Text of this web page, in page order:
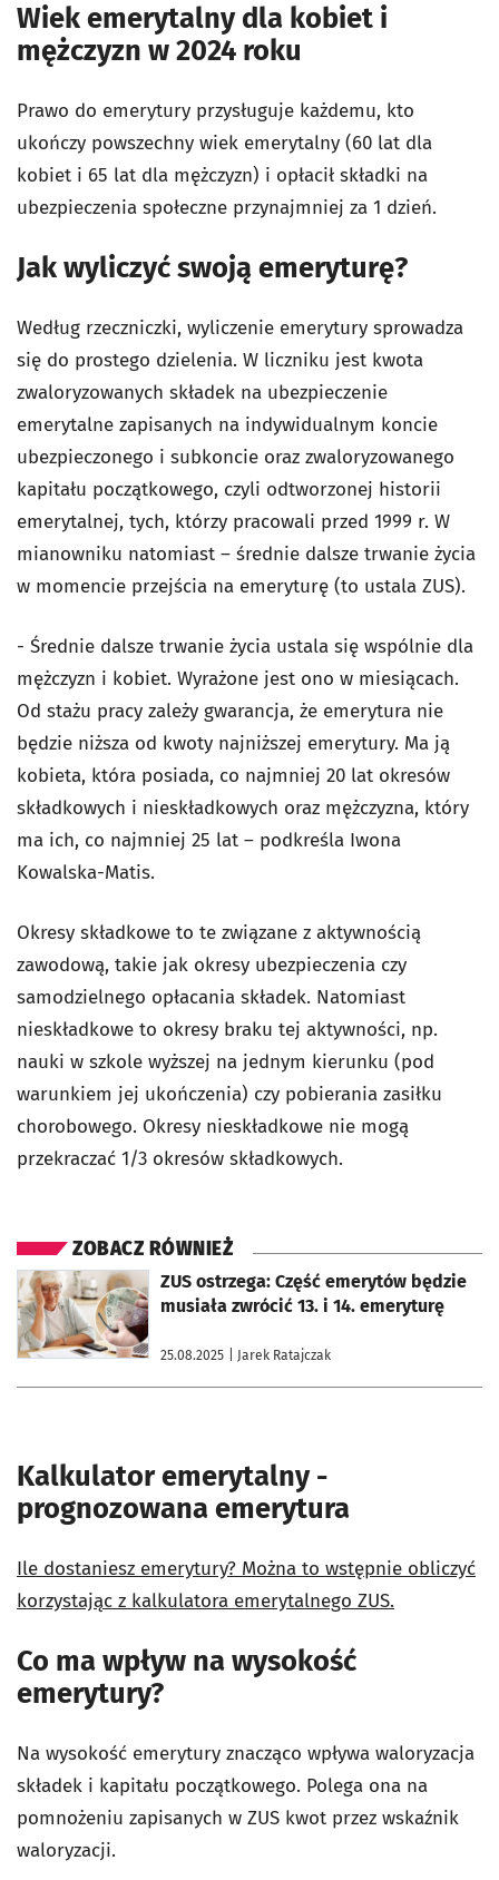
Wiek emerytalny dla kobiet i
mężczyzn w 2024 roku
Prawo do emerytury przysługuje każdemu, kto
ukończy powszechny wiek emerytalny (60 lat dla
kobiet i 65 lat dla mężczyzn) i opłacił składki na
ubezpieczenia społeczne przynajmniej za 1 dzień.
Jak wyliczyć swoją emeryturę?
Według rzeczniczki, wyliczenie emerytury sprowadza
się do prostego dzielenia. W liczniku jest kwota
zwaloryzowanych składek na ubezpieczenie
emerytalne zapisanych na indywidualnym koncie
ubezpieczonego i subkoncie oraz zwaloryzowanego
kapitału początkowego, czyli odtworzonej historii
emerytalnej, tych, którzy pracowali przed 1999 r. W
mianowniku natomiast – średnie dalsze trwanie życia
w momencie przejścia na emeryturę (to ustala ZUS).
- Średnie dalsze trwanie życia ustala się wspólnie dla
mężczyzn i kobiet. Wyrażone jest ono w miesiącach.
Od stażu pracy zależy gwarancja, że emerytura nie
będzie niższa od kwoty najniższej emerytury. Ma ją
kobieta, która posiada, co najmniej 20 lat okresów
składkowych i nieskładkowych oraz mężczyzna, który
ma ich, co najmniej 25 lat – podkreśla Iwona
Kowalska-Matis.
Okresy składkowe to te związane z aktywnością
zawodową, takie jak okresy ubezpieczenia czy
samodzielnego opłacania składek. Natomiast
nieskładkowe to okresy braku tej aktywności, np.
nauki w szkole wyższej na jednym kierunku (pod
warunkiem jej ukończenia) czy pobierania zasiłku
chorobowego. Okresy nieskładkowe nie mogą
przekraczać 1/3 okresów składkowych.
ZOBACZ RÓWNIEŻ
ZUS ostrzega: Część emerytów będzie
musiała zwrócić 13. i 14. emeryturę
25.08.2025 | Jarek Ratajczak
otworzy się w nowej karcie
Kalkulator emerytalny -
prognozowana emerytura
Ile dostaniesz emerytury? Można to wstępnie obliczyć
korzystając z kalkulatora emerytalnego ZUS.
Co ma wpływ na wysokość
emerytury?
Na wysokość emerytury znacząco wpływa waloryzacja
składek i kapitału początkowego. Polega ona na
pomnożeniu zapisanych w ZUS kwot przez wskaźnik
waloryzacji.